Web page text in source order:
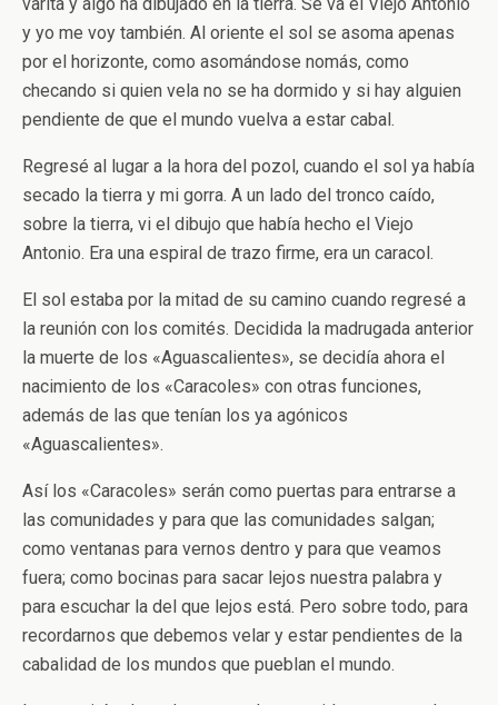
y yo me voy también. Al oriente el sol se asoma apenas
por el horizonte, como asomándose nomás, como
checando si quien vela no se ha dormido y si hay alguien
pendiente de que el mundo vuelva a estar cabal.
Regresé al lugar a la hora del pozol, cuando el sol ya había
secado la tierra y mi gorra. A un lado del tronco caído,
sobre la tierra, vi el dibujo que había hecho el Viejo
Antonio. Era una espiral de trazo firme, era un caracol.
El sol estaba por la mitad de su camino cuando regresé a
la reunión con los comités. Decidida la madrugada anterior
la muerte de los «Aguascalientes», se decidía ahora el
nacimiento de los «Caracoles» con otras funciones,
además de las que tenían los ya agónicos
«Aguascalientes».
Así los «Caracoles» serán como puertas para entrarse a
las comunidades y para que las comunidades salgan;
como ventanas para vernos dentro y para que veamos
fuera; como bocinas para sacar lejos nuestra palabra y
para escuchar la del que lejos está. Pero sobre todo, para
recordarnos que debemos velar y estar pendientes de la
cabalidad de los mundos que pueblan el mundo.